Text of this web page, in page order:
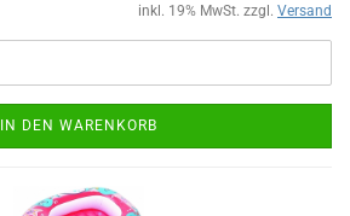
inkl. 19% MwSt. zzgl. Versand
IN DEN WARENKORB